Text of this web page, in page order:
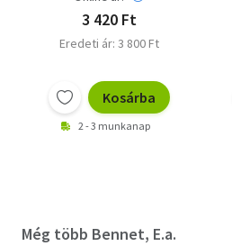
3 420 Ft
Eredeti ár: 3 800 Ft
Kosárba
2 - 3 munkanap
Még több Bennet, E.a.